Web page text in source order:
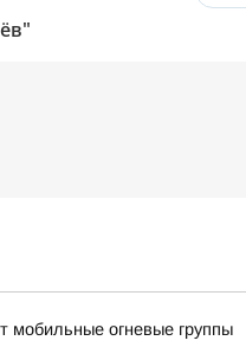
мобильные огневые группы